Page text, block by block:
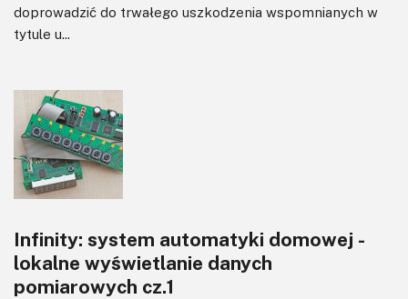
doprowadzić do trwałego uszkodzenia wspomnianych w
tytule u...
Infinity: system automatyki domowej -
lokalne wyświetlanie danych
pomiarowych cz.1